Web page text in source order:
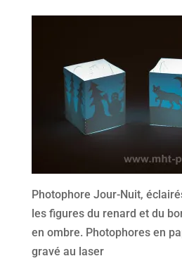
Photophore Jour-Nuit,
les figures du renard et du
en ombre. Photophores en
gravé au laser